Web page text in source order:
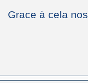
Grace à cela